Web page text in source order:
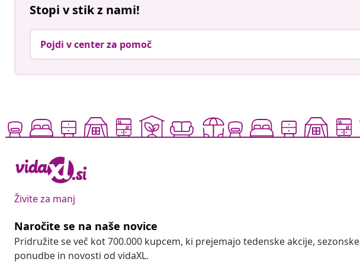
Stopi v stik z nami!
Pojdi v center za pomoč
Živite za manj
Naročite se na naše novice
Pridružite se več kot 700.000 kupcem, ki prejemajo tedenske akcije, sezonske
ponudbe in novosti od vidaXL.